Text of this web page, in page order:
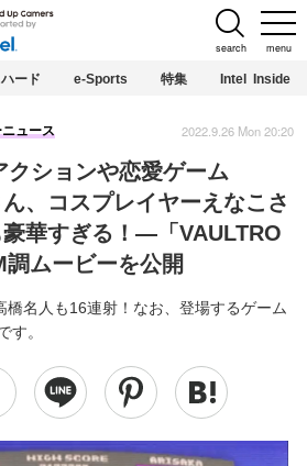
menu
search
ハード e-Sports 特集 Intel Inside
クションや恋愛ゲーム
、コスプレイヤーえなこさ
華すぎる！―「VAULTRO
ムービーを公開
橋名人も16連射！なお、登場するゲーム
す。
ュース 2022.9.26 Mon 20:20